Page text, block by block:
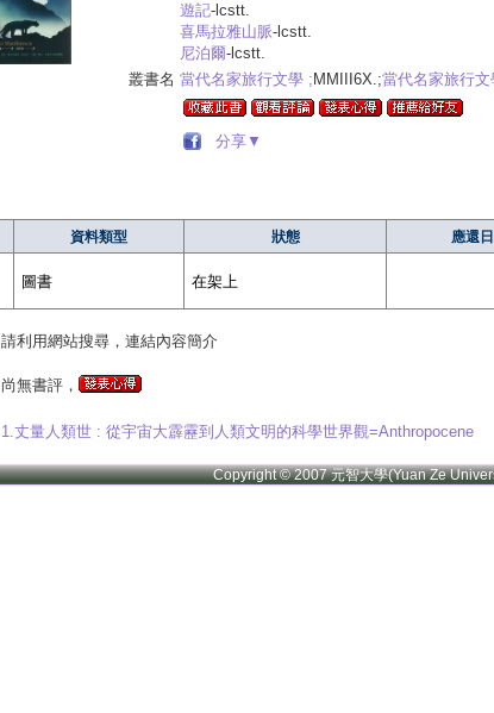
遊記-lcstt.
喜馬拉雅山脈-lcstt.
尼泊爾-lcstt.
叢書名 當代名家旅行文學 ; MMIII6X.;當代名家旅行文
分享▼
資料類型 狀態 應還
圖書 在架上
請利用網站搜尋，連結內容簡介
尚無書評，
1.丈量人類世 : 從宇宙大霹靂到人類文明的科學世界觀=Anthropocene
Copyright © 2007 元智大學(Yuan Ze